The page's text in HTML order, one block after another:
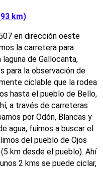
km)
en dirección oeste
la carretera para
de Gallocanta,
para la observación de
ciclable que la rodea
hasta el pueblo de Bello,
a través de carreteras
por Odón, Blancas y
agua, fuimos a buscar el
del pueblo de Ojos
km desde el pueblo). Ahí
2 kms se puede ciclar,